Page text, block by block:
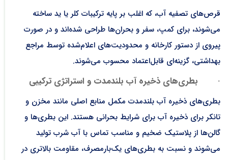
قرص‌های تصفیه آب، که اغلب بر پایه ترکیبات کلر یا ید ساخته
می‌شوند، برای کمپ، سفر و بحران‌ها طراحی شده‌اند و در صورت
پیروی از دستور کارخانه و محدودیت‌های اعلام‌شده توسط مراجع
بهداشتی، گزینه‌ای قابل‌اعتماد محسوب می‌شوند.
· بطری‌های ذخیره آب بلندمدت و استراتژی ترکیبی
بطری‌های ذخیره آب بلندمدت مکمل منابع اصلی مانند مخزن و
تانکر برای ذخیره آب برای شرایط بحرانی هستند. این بطری‌ها و
گالن‌ها از پلاستیک ضخیم و مناسب تماس با آب شرب تولید
می‌شوند و نسبت به بطری‌های یک‌بارمصرف، مقاومت بالاتری در